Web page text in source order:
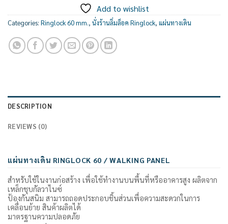
Add to wishlist
Categories: Ringlock 60 mm., นั่งร้านลิ่มล็อค Ringlock, แผ่นทางเดิน
DESCRIPTION
REVIEWS (0)
แผ่นทางเดิน RINGLOCK 60 / WALKING PANEL
สำหรับใช้ในงานก่อสร้าง เพื่อใช้ทำงานบนพื้นที่หรืออาคารสูง ผลิตจาก
เหล็กชุบกัลวาไนซ์
ป้องกันสนิม สามารถถอดประกอบชิ้นส่วนเพื่อความสะดวกในการ
เคลื่อนย้าย สินค้าผลิตได้
มาตรฐานความปลอดภัย